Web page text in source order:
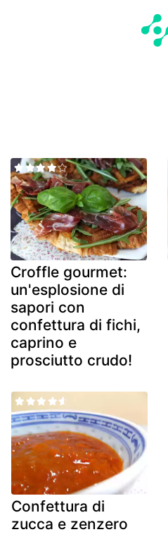
Croffle gourmet:
un'esplosione di
sapori con
confettura di fichi,
caprino e
prosciutto crudo!
Confettura di
zucca e zenzero